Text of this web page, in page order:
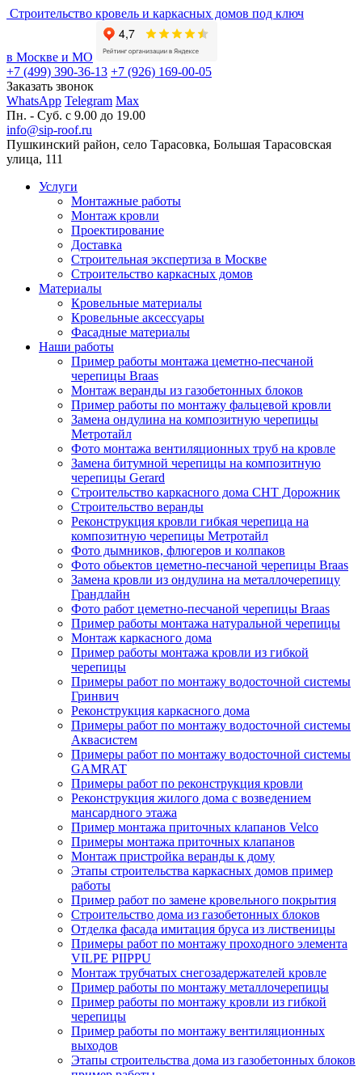
Строительство кровель и каркасных домов под ключ
в Москве и МО
+7 (499) 390-36-13 +7 (926) 169-00-05
Заказать звонок
WhatsApp Telegram Max
Пн. - Суб. с 9.00 до 19.00
info@sip-roof.ru
Пушкинский район, село Тарасовка, Большая Тарасовская
улица, 111
Услуги
Монтажные работы
Монтаж кровли
Проектирование
Доставка
Строительная экспертиза в Москве
Строительство каркасных домов
Материалы
Кровельные материалы
Кровельные аксессуары
Фасадные материалы
Наши работы
Пример работы монтажа цеметно-песчаной
черепицы Braas
Монтаж веранды из газобетонных блоков
Пример работы по монтажу фальцевой кровли
Замена ондулина на композитную черепицы
Метротайл
Фото монтажа вентиляционных труб на кровле
Замена битумной черепицы на композитную
черепицы Gerard
Строительство каркасного дома СНТ Дорожник
Строительство веранды
Реконструкция кровли гибкая черепица на
композитную черепицы Метротайл
Фото дымников, флюгеров и колпаков
Фото обьектов цеметно-песчаной черепицы Braas
Замена кровли из ондулина на металлочерепицу
Грандлайн
Фото работ цеметно-песчаной черепицы Braas
Пример работы монтажа натуральной черепицы
Монтаж каркасного дома
Пример работы монтажа кровли из гибкой
черепицы
Примеры работ по монтажу водосточной системы
Гринвич
Реконструкция каркасного дома
Примеры работ по монтажу водосточной системы
Аквасистем
Примеры работ по монтажу водосточной системы
GAMRAT
Примеры работ по реконструкция кровли
Реконструкция жилого дома с возведением
мансардного этажа
Пример монтажа приточных клапанов Velco
Примеры монтажа приточных клапанов
Монтаж пристройка веранды к дому
Этапы строительства каркасных домов пример
работы
Пример работ по замене кровельного покрытия
Строительство дома из газобетонных блоков
Отделка фасада имитация бруса из лиственицы
Примеры работ по монтажу проходного элемента
VILPE PIIPPU
Монтаж трубчатых снегозадержателей кровле
Пример работы по монтажу металлочерепицы
Пример работы по монтажу кровли из гибкой
черепицы
Пример работы по монтажу вентиляционных
выходов
Этапы строительства дома из газобетонных блоков